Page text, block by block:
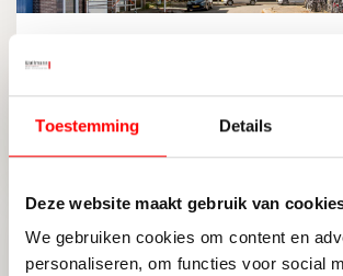
Toestemming Details
Deze website maakt gebruik van
We gebruiken cookies om content en
personaliseren, om functies voor social
Molengraaffplantsoen 39
76 M 2 ENERGIELABEL E
TE KOOP